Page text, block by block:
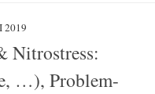
2019
Nitrostress:
…), Problem-